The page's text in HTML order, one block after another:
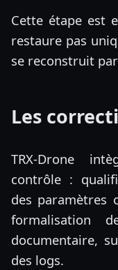
Cette étape est
restaure pas
se reconstruit
Les
TRX-Drone
contrôle :
des paramètres
formalisation
documentaire,
des logs.